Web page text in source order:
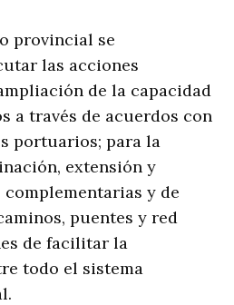
provincial se
las acciones
de la capacidad
a través de acuerdos con
portuarios; para la
extensión y
y de
puentes y red
de facilitar la
todo el sistema